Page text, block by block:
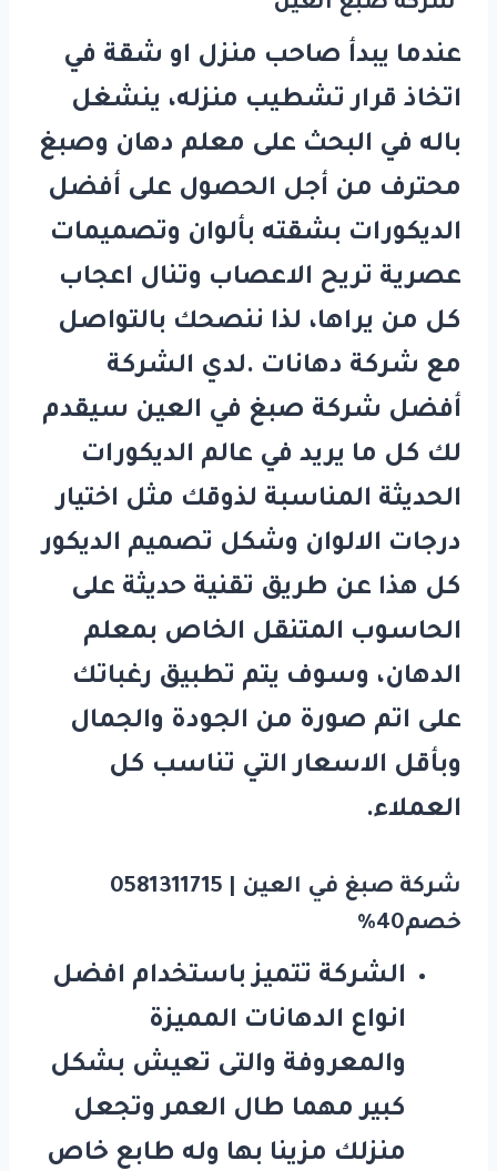
عندما يبدأ صاحب منزل او شقة في
اتخاذ قرار تشطيب منزله، ينشغل
باله في البحث على معلم دهان وصبغ
محترف من أجل الحصول على أفضل
الديكورات بشقته بألوان وتصميمات
عصرية تريح الاعصاب وتنال اعجاب
كل من يراها، لذا ننصحك بالتواصل
مع شركة دهانات .لدي الشركة
أفضل شركة صبغ في العين سيقدم
لك كل ما يريد في عالم الديكورات
الحديثة المناسبة لذوقك مثل اختيار
درجات الالوان وشكل تصميم الديكور
كل هذا عن طريق تقنية حديثة على
الحاسوب المتنقل الخاص بمعلم
الدهان، وسوف يتم تطبيق رغباتك
على اتم صورة من الجودة والجمال
وبأقل الاسعار التي تناسب كل
العملاء.
شركة صبغ في العين | 0581311715
خصم40%
الشركة تتميز باستخدام افضل
انواع الدهانات المميزة
والمعروفة والتى تعيش بشكل
كبير مهما طال العمر وتجعل
منزلك مزينا بها وله طابع خاص